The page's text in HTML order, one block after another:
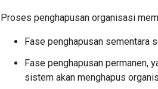
Proses penghapusan organisasi
Fase penghapusan sementara
Fase penghapusan permanen,
sistem akan menghapus